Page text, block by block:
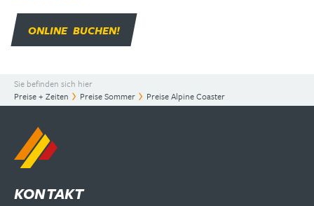
ONLINE BUCHEN!
Sie befinden sich hier
Preise + Zeiten
Preise Sommer Preise Alpine Coaster
KONTAKT